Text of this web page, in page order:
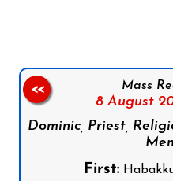
Mass
8 August
Dominic, Priest,
First:
<<